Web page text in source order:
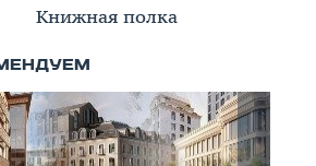
Книжная полка